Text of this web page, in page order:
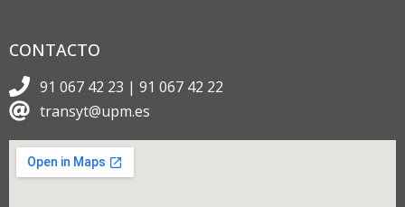
CONTACTO
91 067 42 23 | 91 067 42 22
transyt@upm.es